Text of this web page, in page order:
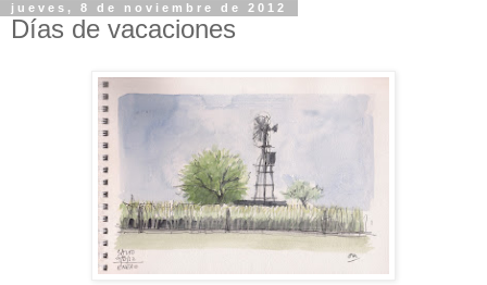
jueves, 8 de noviembre de 2012
Días de vacaciones